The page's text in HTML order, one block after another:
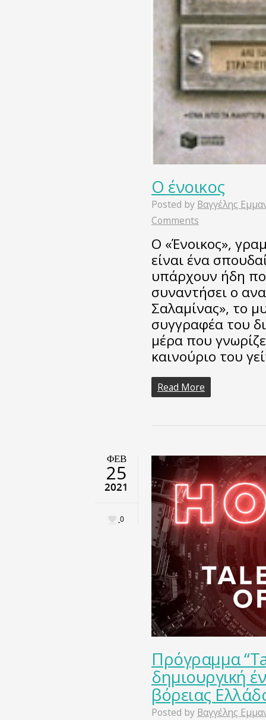
Ο ένοικος
Posted by Βαγγέλης
Comments
Ο «Ένοικος»,
είναι ένα
υπάρχουν ήδη
συναντήσει ο
Σαλαμίνας», το
συγγραφέα του
μέρα που
καινούριο του
Read More
ΦΕΒ
25
2021
0
Πρόγραμμα
δημιουργική
βόρειας
Posted by Βαγγέλης